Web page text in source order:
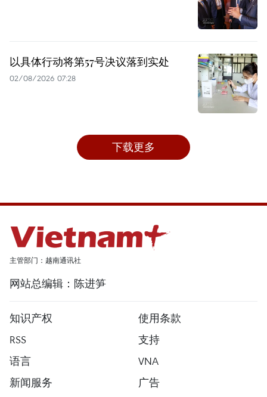
以具体行动将第57号决议落到实处
02/08/2026 07:28
下载更多
主管部门：越南通讯社
网站总编辑：陈进笋
知识产权
使用条款
RSS
支持
语言
VNA
新闻服务
广告